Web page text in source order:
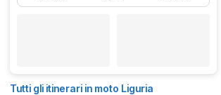
Tutti gli itinerari in moto Liguria